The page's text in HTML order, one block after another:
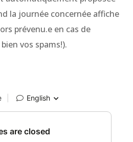
la journée concernée affiche
prévenu.e en cas de
vos spams!).